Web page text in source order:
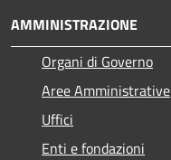
AMMINISTRAZIONE
Organi di Governo
Aree Amministrative
Uffici
Enti e fondazioni